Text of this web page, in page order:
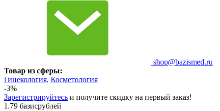
shop@bazismed.ru
Товар из сферы:
Гинекология, Косметология
-3%
Зарегистрируйтесь и получите скидку на первый заказ!
1.79 базисрублей